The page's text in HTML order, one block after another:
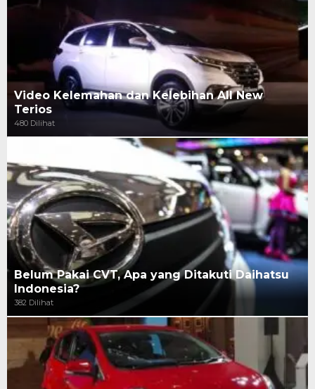
Video Kelemahan dan Kelebihan All New
Terios
480 Dilihat
Belum Pakai CVT, Apa yang Ditakuti Daihatsu
Indonesia?
382 Dilihat